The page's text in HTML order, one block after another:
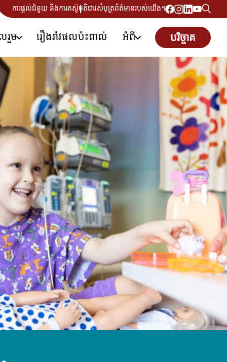
ការផ្តល់ជំនួយ និងការតស៊ូមតិជាវសំបុត្រព័ត៌មានរបស់យើង។
រួម រឿងរ៉ាវផលប៉ះពាល់ អំពី បរិច្ចាគ